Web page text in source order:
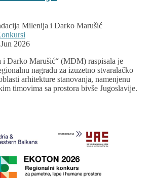
Milenija i Darko Marušić
2026
i Darko Marušić“ (MDM) raspisala je
nagradu za izuzetno stvaralačko
arhitekture stanovanja, namenjenu
timovima sa prostora bivše Jugoslavije.